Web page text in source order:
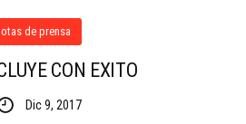
de prensa
CON EXITO
Dic 9, 2017